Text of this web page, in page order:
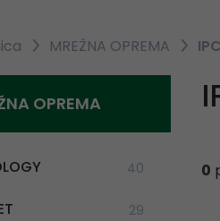
MREŽNA OPREMA
OPREMA
40
29
0